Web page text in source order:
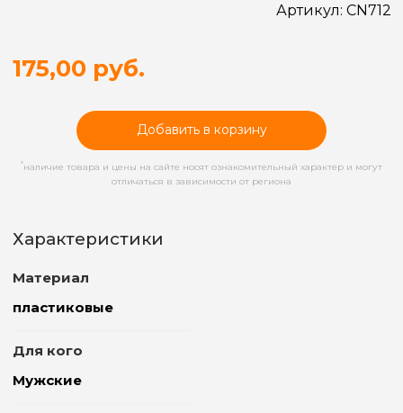
Артикул: CN712
175,00 руб.
Добавить в корзину
* наличие товара и цены на сайте носят ознакомительный характер и могут
отличаться в зависимости от региона
Характеристики
Материал
пластиковые
Для кого
Мужские